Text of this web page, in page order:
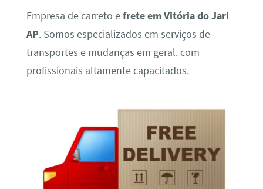
Empresa de carreto efrete em Vitória do Jari
AP. Somos especializados em serviços de
transportes e mudanças em geral. com
profissionais altamente capacitados.